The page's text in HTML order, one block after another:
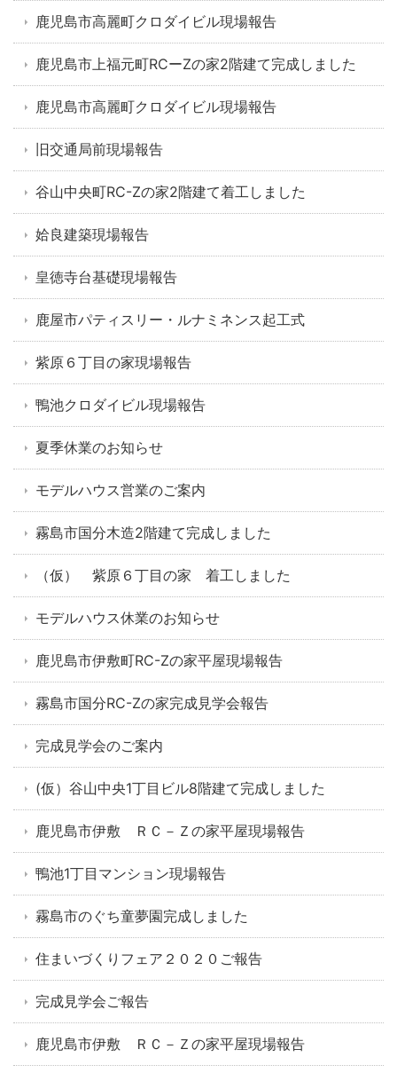
鹿児島市高麗町クロダイビル現場報告
鹿児島市上福元町RCーZの家2階建て完成しました
鹿児島市高麗町クロダイビル現場報告
旧交通局前現場報告
谷山中央町RC-Zの家2階建て着工しました
姶良建築現場報告
皇徳寺台基礎現場報告
鹿屋市パティスリー・ルナミネンス起工式
紫原６丁目の家現場報告
鴨池クロダイビル現場報告
夏季休業のお知らせ
モデルハウス営業のご案内
霧島市国分木造2階建て完成しました
（仮） 紫原６丁目の家 着工しました
モデルハウス休業のお知らせ
鹿児島市伊敷町RC-Zの家平屋現場報告
霧島市国分RC-Zの家完成見学会報告
完成見学会のご案内
(仮）谷山中央1丁目ビル8階建て完成しました
鹿児島市伊敷 ＲＣ－Ｚの家平屋現場報告
鴨池1丁目マンション現場報告
霧島市のぐち童夢園完成しました
住まいづくりフェア２０２０ご報告
完成見学会ご報告
鹿児島市伊敷 ＲＣ－Ｚの家平屋現場報告